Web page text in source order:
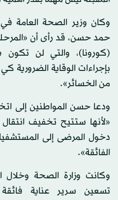
وكان وزير الصحة العامة
حمد حسن، قد رأى أن
(كورونا)، والتي لن
بإجراءات الوقاية الضرورية
من الخسائر».
ودعا حسن المواطنين إلى اتخاذ
«لأنها ستتيح تخفيف
دخول المرضى إلى
الفائقة».
وكانت وزارة الصحة وخلال